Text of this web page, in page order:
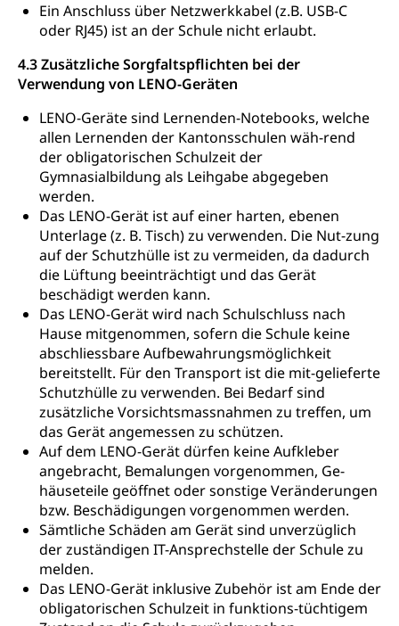
Ein Anschluss über Netzwerkkabel (z.B. USB-C
oder RJ45) ist an der Schule nicht erlaubt.
4.3 Zusätzliche Sorgfaltspflichten bei der
Verwendung von LENO-Geräten
LENO-Geräte sind Lernenden-Notebooks, welche
allen Lernenden der Kantonsschulen wäh-rend
der obligatorischen Schulzeit der
Gymnasialbildung als Leihgabe abgegeben
werden.
Das LENO-Gerät ist auf einer harten, ebenen
Unterlage (z. B. Tisch) zu verwenden. Die Nut-zung
auf der Schutzhülle ist zu vermeiden, da dadurch
die Lüftung beeinträchtigt und das Gerät
beschädigt werden kann.
Das LENO-Gerät wird nach Schulschluss nach
Hause mitgenommen, sofern die Schule keine
abschliessbare Aufbewahrungsmöglichkeit
bereitstellt. Für den Transport ist die mit-gelieferte
Schutzhülle zu verwenden. Bei Bedarf sind
zusätzliche Vorsichtsmassnahmen zu treffen, um
das Gerät angemessen zu schützen.
Auf dem LENO-Gerät dürfen keine Aufkleber
angebracht, Bemalungen vorgenommen, Ge-
häuseteile geöffnet oder sonstige Veränderungen
bzw. Beschädigungen vorgenommen werden.
Sämtliche Schäden am Gerät sind unverzüglich
der zuständigen IT-Ansprechstelle der Schule zu
melden.
Das LENO-Gerät inklusive Zubehör ist am Ende der
obligatorischen Schulzeit in funktions-tüchtigem